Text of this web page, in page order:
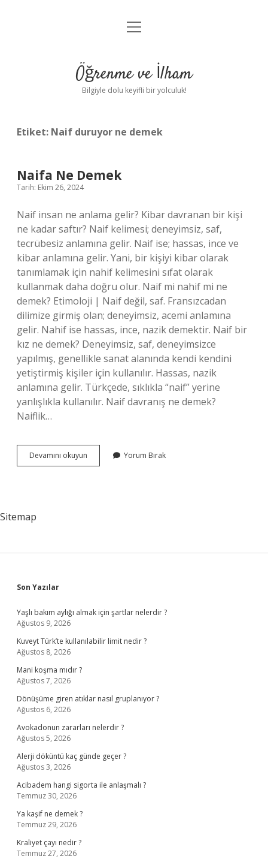
Anasayfa
Yasal Uyarı
menüyü
Öğrenme ve İlham
Bilgiyle dolu keyifli bir yolculuk!
Etiket: Naif duruyor ne demek
Naifa Ne Demek
Tarih: Ekim 26, 2024
Naif insan ne anlama gelir? Kibar davranan bir kişi
ne kadar saftır? Naif kelimesi; deneyimsiz, saf,
tecrübesiz anlamına gelir. Naif ise; hassas, ince ve
kibar anlamına gelir. Yani, bir kişiyi kibar olarak
tanımlamak için nahif kelimesini sıfat olarak
kullanmak daha doğru olur. Naif mi nahif mi ne
demek? Etimoloji | Naif değil, saf. Fransızcadan
dilimize girmiş olan; deneyimsiz, acemi anlamına
gelir. Nahif ise hassas, ince, nazik demektir. Naif bir
kız ne demek? Deneyimsiz, saf, deneyimsizce
yapılmış, genellikle sanat alanında kendi kendini
yetiştirmiş kişiler için kullanılır. Hassas, nazik
anlamına gelir. Türkçede, sıklıkla “naif” yerine
yanlışlıkla kullanılır. Naif davranış ne demek?
Naiflik…
Devamını okuyun
Ne
Yorum Bırak
Sitemap
Sidebar
Son Yazılar
Yaşlı bakım aylığı almak için şartlar nelerdir ?
Ağustos 9, 2026
Kuveyt Türk’te kullanılabilir limit nedir ?
Ağustos 8, 2026
Mani koşma mıdır ?
Ağustos 7, 2026
Dönüşüme giren atıklar nasıl gruplanıyor ?
Ağustos 6, 2026
Avokadonun zararları nelerdir ?
Ağustos 5, 2026
Alerji döküntü kaç günde geçer ?
Ağustos 3, 2026
Acibadem hangi sigorta ile anlaşmalı ?
Temmuz 30, 2026
Ya kaşif ne demek ?
Temmuz 29, 2026
Kraliyet çayı nedir ?
Temmuz 27, 2026